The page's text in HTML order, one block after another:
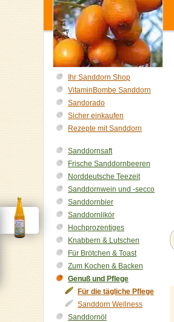
Ihr Sanddorn Shop
VitaminBombe Sanddorn
Sandorado
Sicher einkaufen
Rezepte mit Sanddorn
Sanddornsaft
Frische Sanddornbeeren
Norddeutsche Teezeit
Sanddornwein und -secco
Sanddornbier
Sanddornlikör
Hochprozentiges
Knabbern & Lutschen
Für Brötchen & Toast
Zum Kochen & Backen
Genuß und Pflege
Für die tägliche Pflege
Sanddorn Wellness
Sanddornöl